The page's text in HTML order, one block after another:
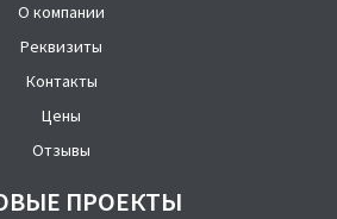
О компании
Реквизиты
Контакты
Цены
Отзывы
ПРОЕКТЫ